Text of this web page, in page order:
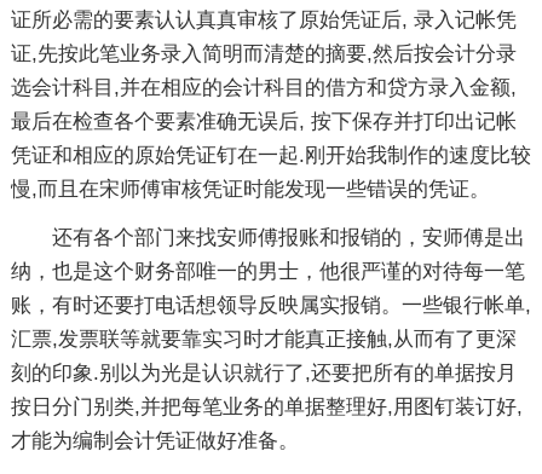
证所必需的要素认认真真审核了原始凭证后, 录入记帐凭
证,先按此笔业务录入简明而清楚的摘要,然后按会计分录
选会计科目,并在相应的会计科目的借方和贷方录入金额,
最后在检查各个要素准确无误后, 按下保存并打印出记帐
凭证和相应的原始凭证钉在一起.刚开始我制作的速度比较
慢,而且在宋师傅审核凭证时能发现一些错误的凭证。
还有各个部门来找安师傅报账和报销的，安师傅是出
纳，也是这个财务部唯一的男士，他很严谨的对待每一笔
账，有时还要打电话想领导反映属实报销。一些银行帐单,
汇票,发票联等就要靠实习时才能真正接触,从而有了更深
刻的印象.别以为光是认识就行了,还要把所有的单据按月
按日分门别类,并把每笔业务的单据整理好,用图钉装订好,
才能为编制会计凭证做好准备。